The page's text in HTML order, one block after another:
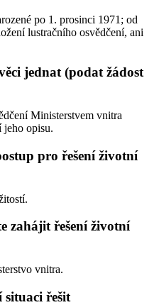
po 1. prosinci 1971; od
lustračního osvědčení, ani
jednat (podat žádost
Ministerstvem vnitra
jeho opisu.
pro řešení životní
zahájit řešení životní
vnitra.
situaci řešit